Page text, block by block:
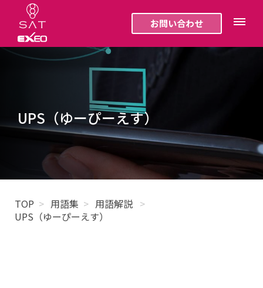
お問い合わせ
UPS（ゆーぴーえす）
TOP 用語集
用語解説
UPS（ゆーぴーえす）